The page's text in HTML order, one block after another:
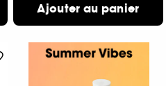
Ajouter au panier